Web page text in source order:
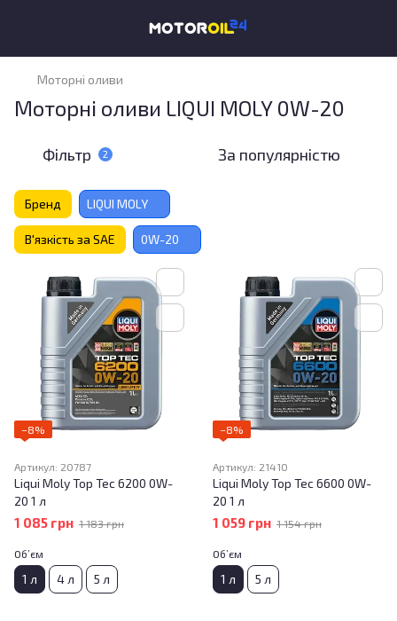
Моторні оливи
Моторні оливи LIQUI MOLY 0W-20
Фільтр 2 За популярністю
Бренд LIQUI MOLY
В'язкість за SAE 0W-20
−8%
Артикул: 20787
Liqui Moly Top Tec 6200 0W-
20 1 л
1 085 грн 1 183 грн
Об’єм
1 л 4 л 5 л
−8%
Артикул: 21410
Liqui Moly Top Tec 6600 0W-
20 1 л
1 059 грн 1 154 грн
Об’єм
1 л 5 л